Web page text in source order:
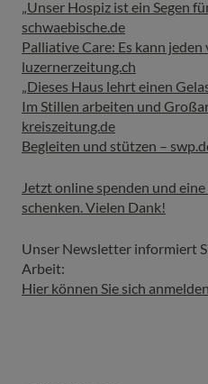
„Unser Hospiz ist ein Segen
schwaebische.de
Palliative Care: Es kann
luzernerzeitung.ch
„Dieses Haus lehrt einen
Im Stillen arbeiten und
kreiszeitung.de
Begleiten und stützen –
Jetzt online spenden und
schenken. Vielen Dank!
Unser Newsletter informiert
Arbeit:
Hier können Sie sich